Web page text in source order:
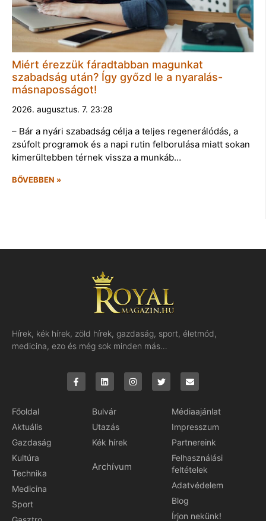
Miért érezzük fáradtabban magunkat
szabadság után? Így győzd le a nyaralás-
másnaposságot!
2026. augusztus. 7. 23:28
– Bár a nyári szabadság célja a teljes regenerálódás, a
zsúfolt programok és a napi rutin felborulása miatt sokan
kimerültebben térnek vissza a munkáb…
BŐVEBBEN »
Hírek, kék hírek, zöld hírek, gazdaság, sport, életmód,
medicina, ezo és még sok minden más…
Főoldal
Aktuális
Gazdaság
Kultúra
Technika
Medicina
Sport
Bulvár
Utazás
Kék hírek
Archívum
Médiaajánlat
Impresszum
Partnereink
Felhasználási
feltételek
Adatvédelem
Blog
Írjon nekünk!